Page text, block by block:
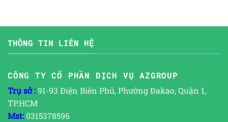
THÔNG TIN LIÊN HỆ
CÔNG TY CỔ PHẦN DỊCH VỤ AZGROUP
Trụ sở :91-93 Điện Biên Phủ, Phường Đakao, Quận 1,
TP.HCM
Mst:0315378596